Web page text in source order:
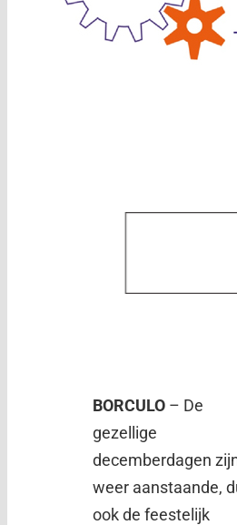
BORCULO – De
gezellige
decemberdagen
weer aanstaande,
ook de feestelijk